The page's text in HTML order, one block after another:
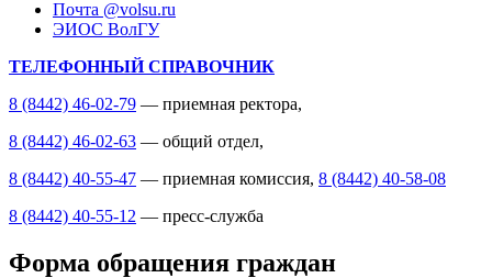
Почта @volsu.ru
ЭИОС ВолГУ
ТЕЛЕФОННЫЙ СПРАВОЧНИК
8 (8442) 46-02-79 — приемная ректора,
8 (8442) 46-02-63 — общий отдел,
8 (8442) 40-55-47 — приемная комиссия, 8 (8442) 40-58-08
8 (8442) 40-55-12 — пресс-служба
Форма обращения граждан